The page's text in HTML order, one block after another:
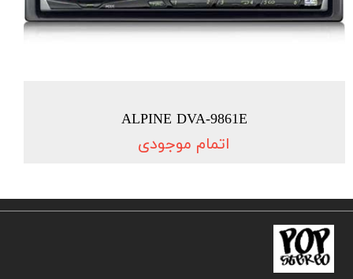
ALPINE DVA-9861E
اتمام موجودی